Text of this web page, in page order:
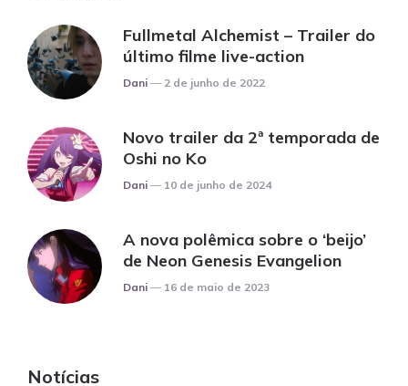
Fullmetal Alchemist – Trailer do
último filme live-action
Posted
Dani 2 de junho de 2022
Novo trailer da 2ª temporada de
Oshi no Ko
Posted
Dani 10 de junho de 2024
A nova polêmica sobre o ‘beijo’
de Neon Genesis Evangelion
Posted
Dani 16 de maio de 2023
Notícias